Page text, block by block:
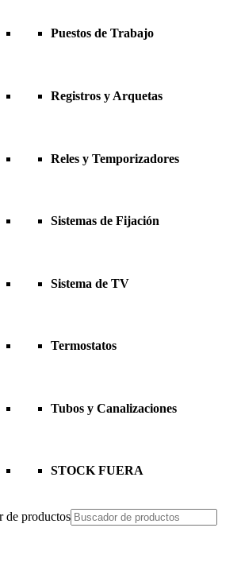
Puestos de Trabajo
Registros y Arquetas
Reles y Temporizadores
Sistemas de Fijación
Sistema de TV
Termostatos
Tubos y Canalizaciones
STOCK FUERA
de productos